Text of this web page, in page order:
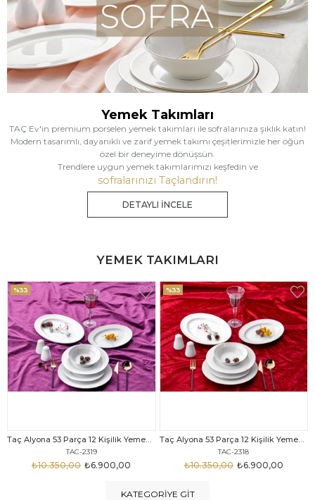
Yemek Takımları
TAÇ Ev'in premium porselen yemek takımları ile sofralarınıza şıklık katın!
Modern tasarımlı, dayanıklı ve zarif yemek takımı çeşitlerimizle her öğün
özel bir deneyime dönüşsün.
Trendlere uygun yemek takımlarımızı keşfedin ve
sofralarınızı Taçlandırın!
DETAYLI İNCELE
YEMEK TAKIMLARI
Taç Alyona 53 Parça 12 Kişilik Yemek Takımı Gold
TAC-2318
₺6.900,00
₺10.350,00
%33
Taç Eliza Alyona 53 Parça 12 Kişilik Yemek Takımı Platin
TAC-2316
₺9.499,00
₺12.669,00
%25
KATEGORIYE GIT